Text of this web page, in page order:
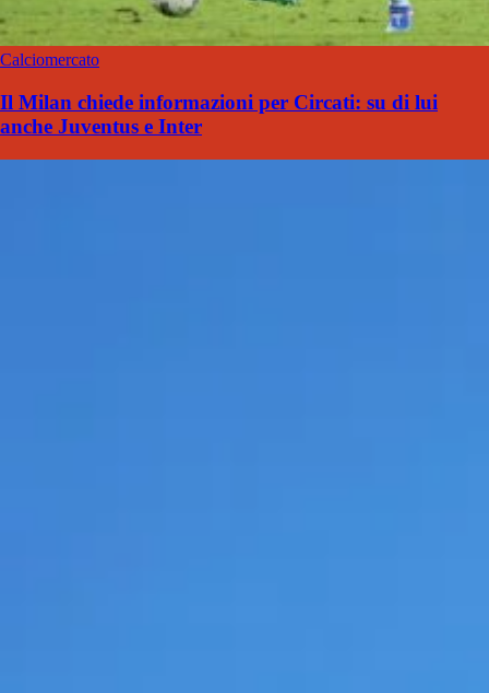
Calciomercato
Il Milan chiede informazioni per Circati: su di lui
anche Juventus e Inter